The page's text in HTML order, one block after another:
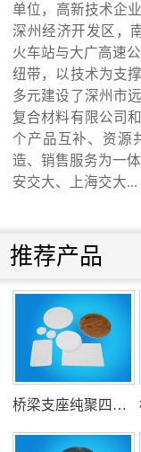
交通运
滑板》
河北省
式...
氟塑料
单位，高新技术企
深州经济开发区，
火车站与大广高速
纽带，以技术为支
多元建设了深州市
复合材料有限公司
个产品互补、资源
造、销售服务为一
安交大、上海交大...
推荐产品
桥梁支座纯聚四氟乙烯滑板